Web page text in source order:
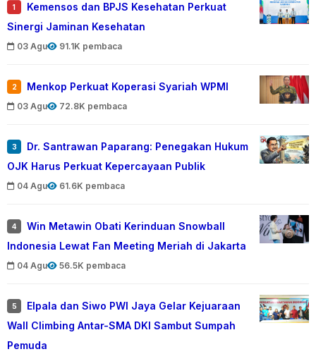
1
Kemensos dan BPJS Kesehatan Perkuat
Sinergi Jaminan Kesehatan
03 Agu 91.1K pembaca
2 Menkop Perkuat Koperasi Syariah WPMI
03 Agu 72.8K pembaca
3
Dr. Santrawan Paparang: Penegakan Hukum
OJK Harus Perkuat Kepercayaan Publik
04 Agu 61.6K pembaca
4
Win Metawin Obati Kerinduan Snowball
Indonesia Lewat Fan Meeting Meriah di Jakarta
04 Agu 56.5K pembaca
5
Elpala dan Siwo PWI Jaya Gelar Kejuaraan
Wall Climbing Antar-SMA DKI Sambut Sumpah
Pemuda